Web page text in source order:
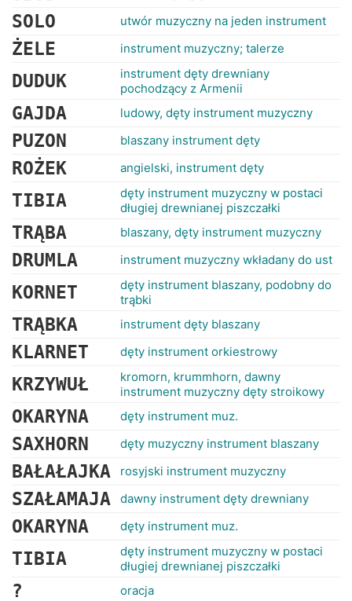
SOLO utwór muzyczny na jeden instrument
ŻELE instrument muzyczny; talerze
DUDUK
instrument dęty drewniany
pochodzący z Armenii
GAJDA ludowy, dęty instrument muzyczny
PUZON blaszany instrument dęty
ROŻEK angielski, instrument dęty
TIBIA
dęty instrument muzyczny w postaci
długiej drewnianej piszczałki
TRĄBA blaszany, dęty instrument muzyczny
DRUMLA instrument muzyczny wkładany do ust
KORNET
dęty instrument blaszany, podobny do
trąbki
TRĄBKA instrument dęty blaszany
KLARNET dęty instrument orkiestrowy
KRZYWUŁ
kromorn, krummhorn, dawny
instrument muzyczny dęty stroikowy
OKARYNA dęty instrument muz.
SAXHORN dęty muzyczny instrument blaszany
BAŁAŁAJKA rosyjski instrument muzyczny
SZAŁAMAJA dawny instrument dęty drewniany
OKARYNA dęty instrument muz.
TIBIA
dęty instrument muzyczny w postaci
długiej drewnianej piszczałki
? oracja